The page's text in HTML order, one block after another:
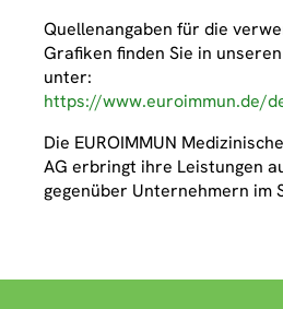
Quellenangaben für die
Grafiken finden Sie in
unter:
https://www.euroimmun.de/
Die EUROIMMUN
AG erbringt ihre Leistungen
gegenüber Unternehmern im